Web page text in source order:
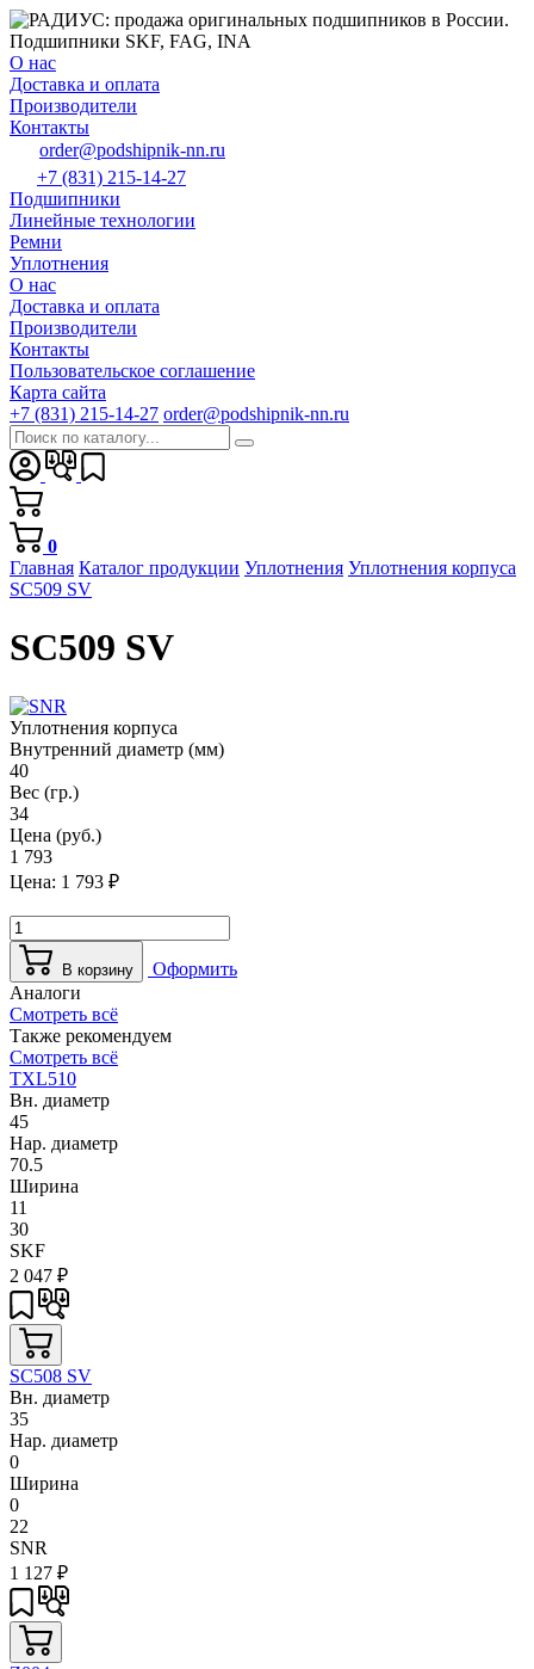
О нас
Доставка и оплата
Производители
Контакты
order@podshipnik-nn.ru
+7 (831) 215-14-27
Подшипники
Линейные технологии
Ремни
Уплотнения
О нас
Доставка и оплата
Производители
Контакты
Пользовательское соглашение
Карта сайта
+7 (831) 215-14-27 order@podshipnik-nn.ru
0
Главная Каталог продукции Уплотнения Уплотнения корпуса
SC509 SV
SC509 SV
Уплотнения корпуса
Внутренний диаметр (мм)
40
Вес (гр.)
34
Цена (руб.)
1 793
Цена: 1 793 ₽
В корзину
Оформить
Аналоги
Смотреть всё
Также рекомендуем
Смотреть всё
TXL510
Вн. диаметр
45
Нар. диаметр
70.5
Ширина
11
30
SKF
2 047 ₽
SC508 SV
Вн. диаметр
35
Нар. диаметр
0
Ширина
0
22
SNR
1 127 ₽